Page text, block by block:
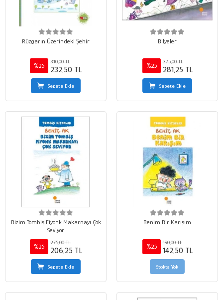
Rüzgarın Üzerindeki Şehir
%25
310,00 TL
232,50 TL
Sepete Ekle
Bilyeler
%25
375,00 TL
281,25 TL
Sepete Ekle
Bizim Tombiş Fiyonk Makarnayı Çok
Seviyor
%25
275,00 TL
206,25 TL
Sepete Ekle
Benim Bir Karışım
%25
190,00 TL
142,50 TL
Stokta Yok